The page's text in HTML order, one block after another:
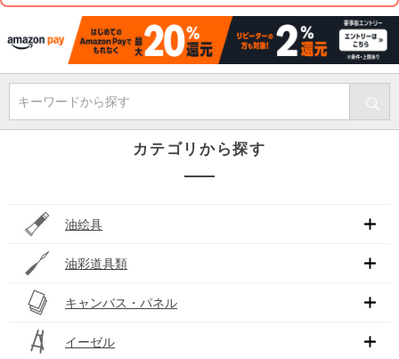
キーワードから探す
カテゴリから探す
油絵具
油彩道具類
キャンバス・パネル
イーゼル